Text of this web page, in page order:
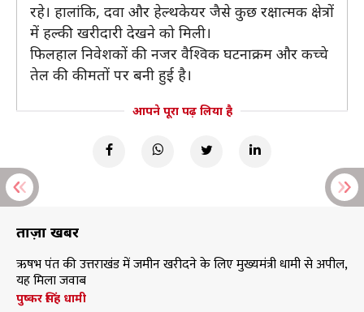
रहे। हालांकि, दवा और हेल्थकेयर जैसे कुछ रक्षात्मक क्षेत्रों
में हल्की खरीदारी देखने को मिली।
फिलहाल निवेशकों की नजर वैश्विक घटनाक्रम और कच्चे
तेल की कीमतों पर बनी हुई है।
आपने पूरा पढ़ लिया है
ताज़ा खबरें
ऋषभ पंत की उत्तराखंड में जमीन खरीदने के लिए मुख्यमंत्री धामी से अपील,
यह मिला जवाब
पुष्कर सिंह धामी